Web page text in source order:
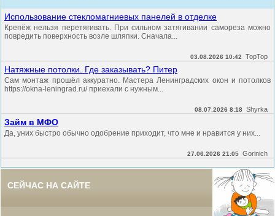
Использование стекломагниевых панелей в отделке
Крепёж нельзя перетягивать. При сильном затягивании самореза можно
повредить поверхность возле шляпки. Сначала...
03.08.2026 10:42 TopTop
Натяжные потолки. Где заказывать? Питер
Сам монтаж прошёл аккуратно. Мастера Ленинградских окон и потолков
https://okna-leningrad.ru/ приехали с нужным...
08.07.2026 8:18 Shyrka
Займ в МФО
Да, уних быстро обычно одобрение приходит, что мне и нравится у них...
27.06.2026 21:05 Gorinich
СЕЙЧАС НА САЙТЕ